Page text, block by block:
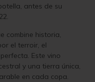
antes de su
combine historia,
el terroir, el
Este vino
y una tierra única,
en cada copa.